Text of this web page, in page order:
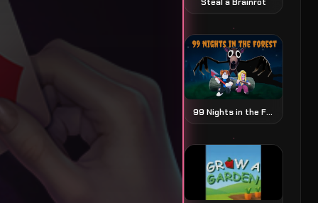
99 Nights in the Forest 森林中的99夜